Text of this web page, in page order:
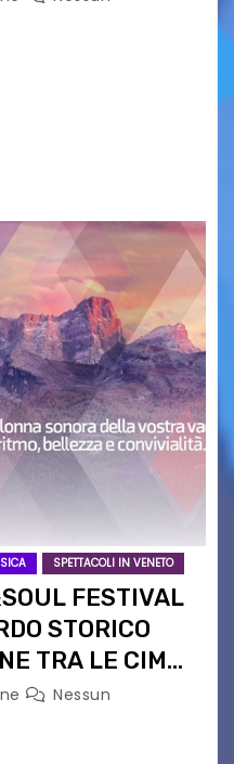
SPETTACOLI IN VENETO
FESTIVAL
STORICO
TRA LE CIME
Nessun